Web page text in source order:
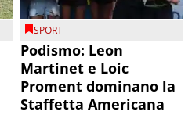
SPORT
Podismo: Leon
Martinet e Loic
Proment dominano la
Staffetta Americana